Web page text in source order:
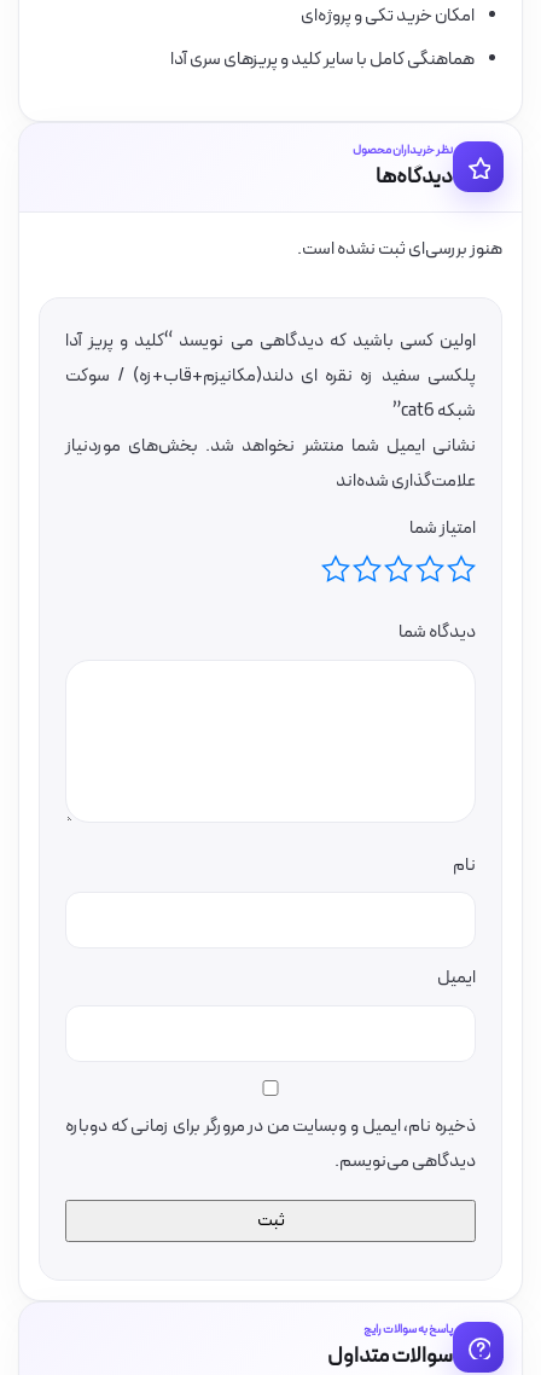
امکان خرید تکی و پروژه‌ای
هماهنگی کامل با سایر کلید و پریزهای سری آدا
نظر خریداران محصول
دیدگاه‌ها
هنوز بررسی‌ای ثبت نشده است.
اولین کسی باشید که دیدگاهی می نویسد “کلید و پریز آدا
پلکسی سفید زه نقره ای دلند(مکانیزم+قاب+زه) / سوکت
شبکه cat6”
نشانی ایمیل شما منتشر نخواهد شد. بخش‌های موردنیاز
علامت‌گذاری شده‌اند
امتیاز شما
دیدگاه شما
نام
ایمیل
ذخیره نام، ایمیل و وبسایت من در مرورگر برای زمانی که دوباره
دیدگاهی می‌نویسم.
پاسخ به سوالات رایج
سوالات متداول